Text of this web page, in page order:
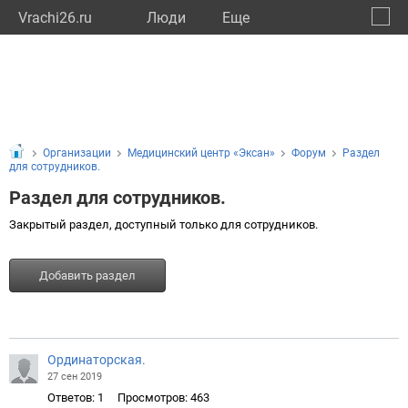
Vrachi26.ru Люди Eще
Организации Медицинский центр «Эксан» Форум
Раздел
для сотрудников.
Раздел для сотрудников.
Закрытый раздел, доступный только для сотрудников.
Добавить раздел
Ординаторская.
27 сен 2019
Ответов: 1 Просмотров: 463